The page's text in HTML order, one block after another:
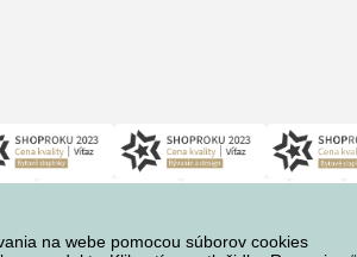
na webe pomocou súborov cookies